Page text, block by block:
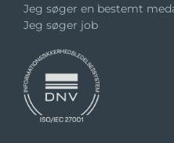
Jeg søger en bestemt
Jeg søger job